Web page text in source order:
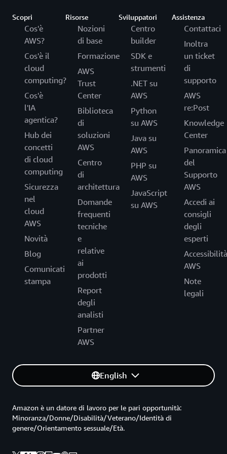
Scopri
Cos'è
AWS?
Cos'è il
cloud
computing?
Cos'è
l'IA
agentica?
Hub dei
concetti
di cloud
computing
Sicurezza
nel
cloud
AWS
Novità
Blog
Comunicati
stampa
Risorse
Nozioni
di base
Formazione
AWS
Trust
Center
Biblioteca
di
soluzioni
AWS
Centro
di
architettura
Domande
frequenti
tecniche
e
relative
ai
prodotti
Report
degli
analisti
Partner
AWS
Sviluppatori
Centro
builder
SDK e
strumenti
.NET su
AWS
Python
su AWS
Java su
AWS
PHP su
AWS
JavaScript
su AWS
Assistenza
Contattaci
Inoltra
un ticket
di
supporto
AWS
re:Post
Knowledge
Center
Panoramica
del
Supporto
AWS
Accedi ai
consigli
degli
esperti
Accessibilità
AWS
Note
legali
English
Amazon è un datore di lavoro per le pari opportunità:
Minoranza/Donne/Disabilità/Veterano/Identità di
genere/Orientamento sessuale/Età.